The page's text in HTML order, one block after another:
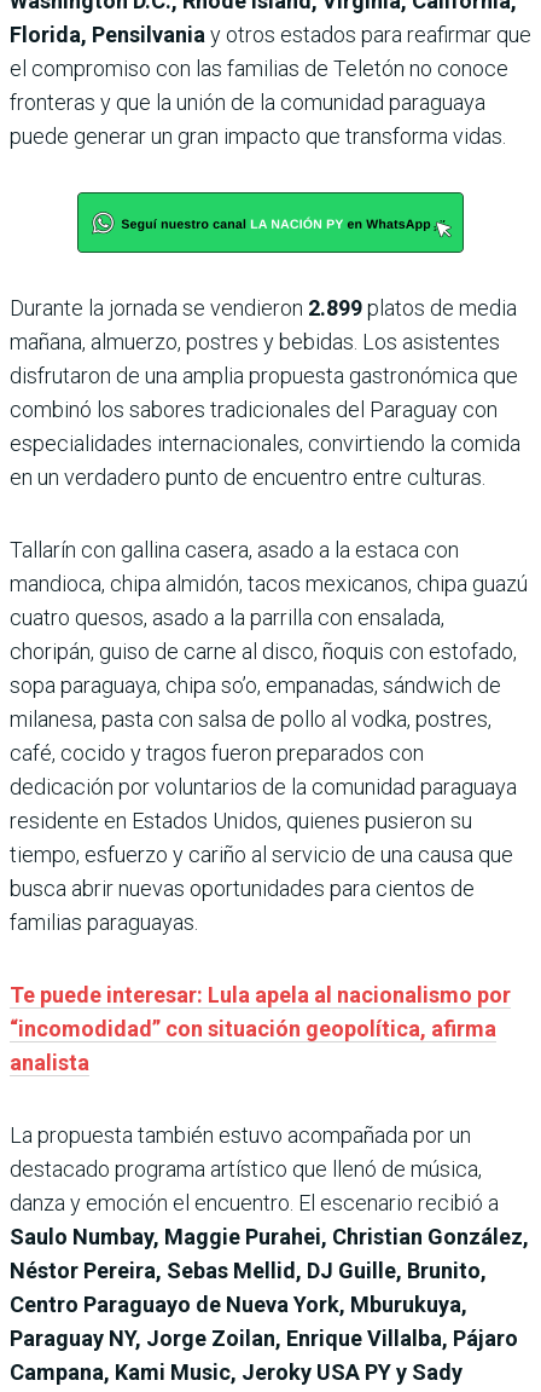
Florida, Pensilvaniay otros estados para reafirmar que
el compromiso con las familias de Teletón no conoce
fronteras y que la unión de la comunidad paraguaya
puede generar un gran impacto que transforma vidas.
Durante la jornada se vendieron 2.899platos de media
mañana, almuerzo, postres y bebidas. Los asistentes
disfrutaron de una amplia propuesta gastronómica que
combinó los sabores tradicionales del Paraguay con
especialidades internacionales, convirtiendo la comida
en un verdadero punto de encuentro entre culturas.
Tallarín con gallina casera, asado a la estaca con
mandioca, chipa almidón, tacos mexicanos, chipa guazú
cuatro quesos, asado a la parrilla con ensalada,
choripán, guiso de carne al disco, ñoquis con estofado,
sopa paraguaya, chipa so’o, empanadas, sándwich de
milanesa, pasta con salsa de pollo al vodka, postres,
café, cocido y tragos fueron preparados con
dedicación por voluntarios de la comunidad paraguaya
residente en Estados Unidos, quienes pusieron su
tiempo, esfuerzo y cariño al servicio de una causa que
busca abrir nuevas oportunidades para cientos de
familias paraguayas.
Te puede interesar: Lula apela al nacionalismo por
“incomodidad” con situación geopolítica, afirma
analista
La propuesta también estuvo acompañada por un
destacado programa artístico que llenó de música,
danza y emoción el encuentro. El escenario recibió a
Saulo Numbay, Maggie Purahei, Christian González,
Néstor Pereira, Sebas Mellid, DJ Guille, Brunito,
Centro Paraguayo de Nueva York, Mburukuya,
Paraguay NY, Jorge Zoilan, Enrique Villalba, Pájaro
Campana, Kami Music, Jeroky USA PY y Sady